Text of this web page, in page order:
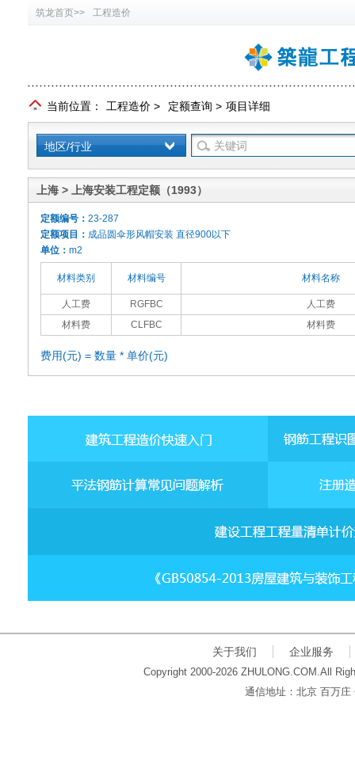
筑龙首页>> 工程造价
当前位置： 工程造价 > 定额查询 > 项目详细
地区/行业
上海 > 上海安装工程定额（1993）
定额编号： 23-287
定额项目： 成品圆伞形风帽安装 直径900以下
单位： m2
材料类别 材料编号 材料名称
人工费 RGFBC
人工费
材料费
CLFBC 材料费
费用(元) = 数量 * 单价(元)
关于我们 企业服务
Copyright 2000-2026 ZHULONG.COM.All
通信地址：北京 百万